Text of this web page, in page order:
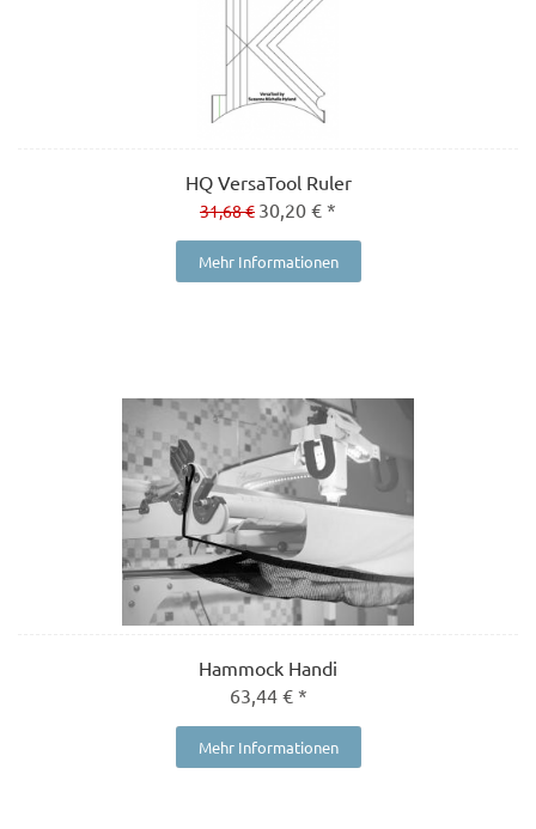
HQ VersaTool Ruler
31,68 € 30,20 € *
Mehr Informationen
Hammock Handi
63,44 € *
Mehr Informationen